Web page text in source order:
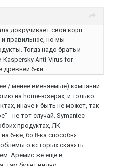
докручивает свои корп.
правильное, но мы
Тогда надо брать и
Kaspersky Anti-Virus for
древней 6-ки ...
/ менее вменяемые) компании
на home-юзерах, и только
иначе и быть не может, так
- не тот случай. Symantec
продуктах, ЛК
6-ке, бо 8-ка способна
о которых сказать
Аремис же еще в